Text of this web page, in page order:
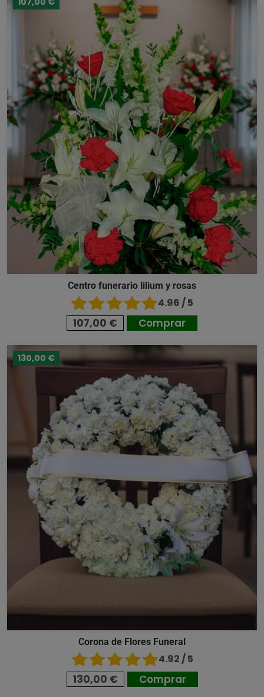
Centro funerario lilium y rosas
4.96 / 5
107,00 € Comprar
130,00 €
Corona de Flores Funeral
4.92 / 5
130,00 € Comprar